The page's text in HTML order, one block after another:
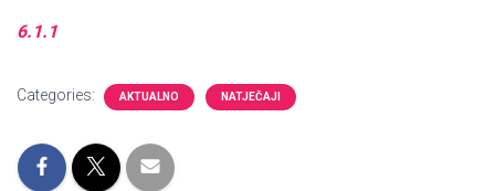
6.1.1
Categories: AKTUALNO NATJEČAJI